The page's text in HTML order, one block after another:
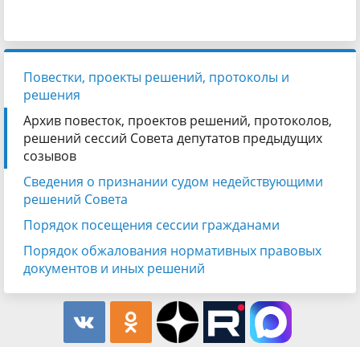
Повестки, проекты решений, протоколы и
решения
Архив повесток, проектов решений, протоколов,
решений сессий Совета депутатов предыдущих
созывов
Сведения о признании судом недействующими
решений Совета
Порядок посещения сессии гражданами
Порядок обжалования нормативных правовых
документов и иных решений